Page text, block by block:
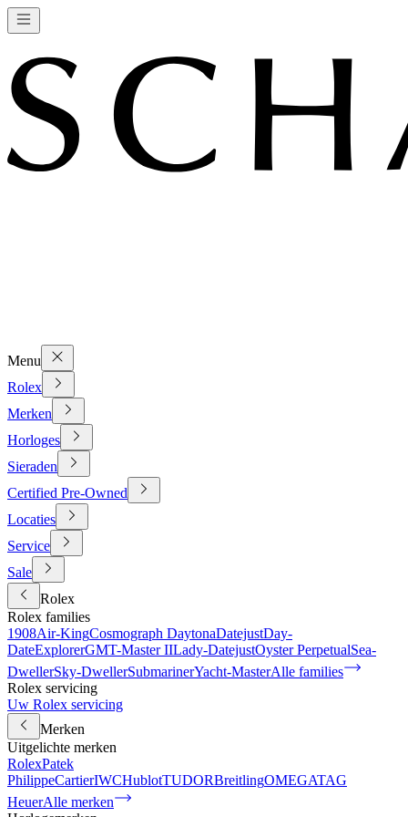
Menu
Rolex
Merken
Horloges
Sieraden
Certified Pre-Owned
Locaties
Service
Sale
Rolex
Rolex families
1908Air-KingCosmograph DaytonaDatejustDay-
DateExplorerGMT-Master IILady-DatejustOyster PerpetualSea-
DwellerSky-DwellerSubmarinerYacht-MasterAlle families
Rolex servicing
Uw Rolex servicing
Merken
Uitgelichte merken
RolexPatek
PhilippeCartierIWCHublotTUDORBreitlingOMEGATAG
HeuerAlle merken